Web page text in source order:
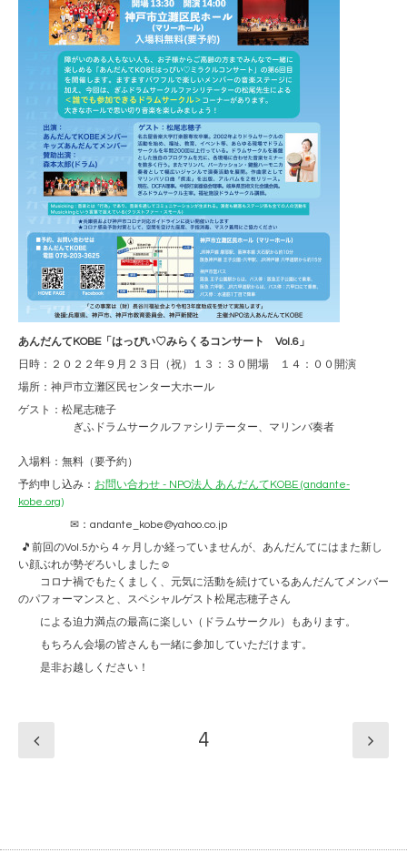
あんだんてKOBE「はっぴい♡みらくるコンサート Vol.6」
日時：２０２２年９月２３日（祝）１３：３０開場 １４：００開演
場所：神戸市立灘区民センター大ホール
ゲスト：松尾志穂子
ぎふドラムサークルファシリテーター、マリンバ奏者
入場料：無料（要予約）
予約申し込み： お問い合わせ - NPO法人 あんだんてKOBE (andante-
kobe.org)
✉：andante_kobe@yahoo.co.jp
🎵前回のVol.5から４ヶ月しか経っていませんが、あんだんてにはまた新し
い顔ぶれが勢ぞろいしました☺
コロナ禍でもたくましく、元気に活動を続けているあんだんてメンバー
のパフォーマンスと、スペシャルゲスト松尾志穂子さん
による迫力満点の最高に楽しい（ドラムサークル）もあります。
もちろん会場の皆さんも一緒に参加していただけます。
是非お越しください！
4